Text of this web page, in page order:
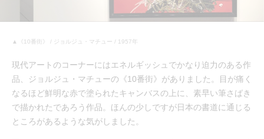
▲《10番街》 / ジョルジュ・マチュー / 1957年
現代アートのコーナーにはエネルギッシュでかなり迫力のある作
品、ジョルジュ・マチューの《10番街》がありました。目が痛く
なるほど鮮明な赤で塗られたキャンバスの上に、素早い筆さばき
で描かれたであろう作品。ほんの少しですが日本の書道に通じる
ところがあるような気がしました。